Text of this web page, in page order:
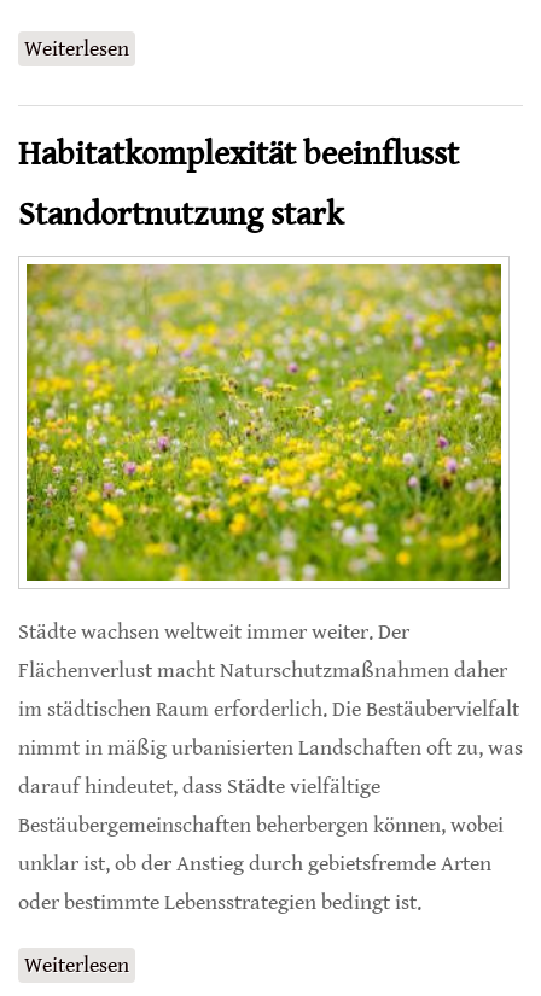
Weiterlesen
Habitatkomplexität beeinflusst
Standortnutzung stark
Städte wachsen weltweit immer weiter. Der
Flächenverlust macht Naturschutzmaßnahmen daher
im städtischen Raum erforderlich. Die Bestäubervielfalt
nimmt in mäßig urbanisierten Landschaften oft zu, was
darauf hindeutet, dass Städte vielfältige
Bestäubergemeinschaften beherbergen können, wobei
unklar ist, ob der Anstieg durch gebietsfremde Arten
oder bestimmte Lebensstrategien bedingt ist.
Weiterlesen